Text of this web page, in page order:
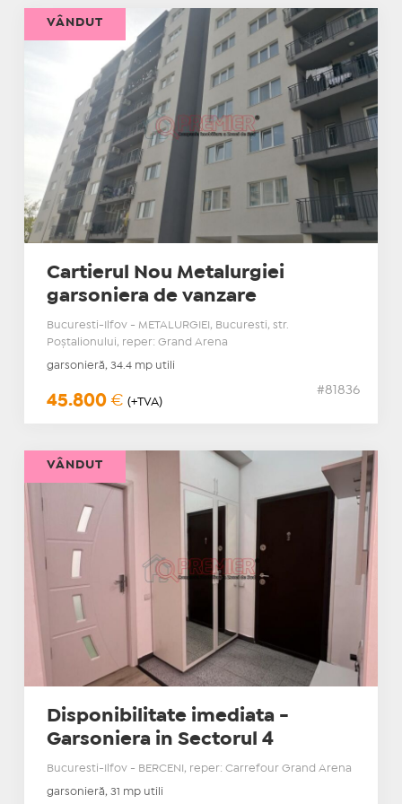
Cartierul Nou Metalurgiei
garsoniera de vanzare
Bucuresti-Ilfov - METALURGIEI, Bucuresti, str.
Poştalionului, reper: Grand Arena
garsonieră, 34.4 mp utili
45.800 € (+TVA)
#81836
VÂNDUT
Disponibilitate imediata -
Garsoniera in Sectorul 4
Bucuresti-Ilfov - BERCENI, reper: Carrefour Grand Arena
garsonieră, 31 mp utili
VÂNDUT